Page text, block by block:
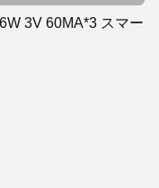
3V 60MA*3 スマー